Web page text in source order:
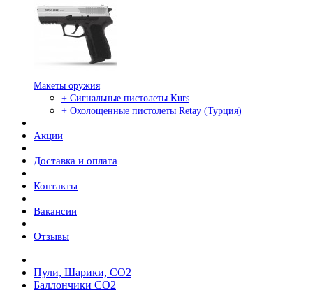
Макеты оружия
+ Сигнальные пистолеты Kurs
+ Охолощенные пистолеты Retay (Турция)
Акции
Доставка и оплата
Контакты
Вакансии
Отзывы
Пули, Шарики, СО2
Баллончики СО2